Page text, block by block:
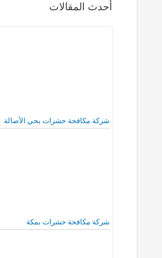
أحدث المقالات
شركة مكافحة حشرات بحي الأصالة
شركة مكافحة حشرات بمكة